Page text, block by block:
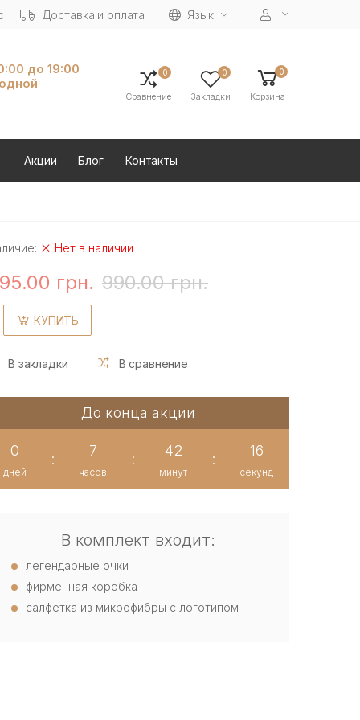
Доставка и оплата Язык
до 19:00
0
Сравнение
0
Закладки
0
Корзина
Акции Блог Контакты
Нет в наличии
грн. 990.00 грн.
КУПИТЬ
В закладки В сравнение
До конца акции
0
дней
:
7
часов
:
42
минут
:
15
секунд
В комплект входит:
легендарные очки
фирменная коробка
салфетка из микрофибры с логотипом